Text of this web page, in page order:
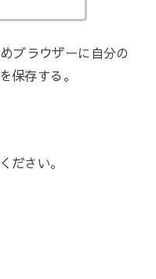
ブラウザーに自分の
保存する。
ださい。